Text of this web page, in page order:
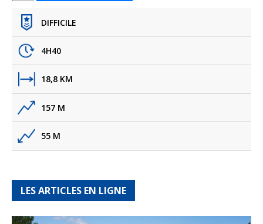
DIFFICILE
4H40
18,8 KM
157 M
55 M
LES ARTICLES EN LIGNE